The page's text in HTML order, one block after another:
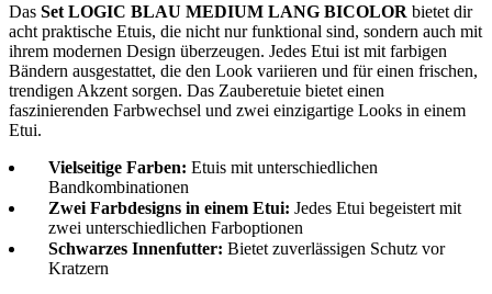
Das Set LOGIC BLAU MEDIUM LANG BICOLOR bietet dir
acht praktische Etuis, die nicht nur funktional sind, sondern auch mit
ihrem modernen Design überzeugen. Jedes Etui ist mit farbigen
Bändern ausgestattet, die den Look variieren und für einen frischen,
trendigen Akzent sorgen. Das Zauberetuie bietet einen
faszinierenden Farbwechsel und zwei einzigartige Looks in einem
Etui.
Vielseitige Farben: Etuis mit unterschiedlichen
Bandkombinationen
Zwei Farbdesigns in einem Etui: Jedes Etui begeistert mit
zwei unterschiedlichen Farboptionen
Schwarzes Innenfutter: Bietet zuverlässigen Schutz vor
Kratzern